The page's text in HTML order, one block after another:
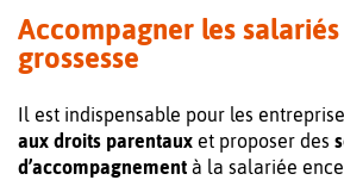
Accompagner les
grossesse
Il est indispensable pour les
aux droits parentaux et proposer des
d’accompagnement à la salariée